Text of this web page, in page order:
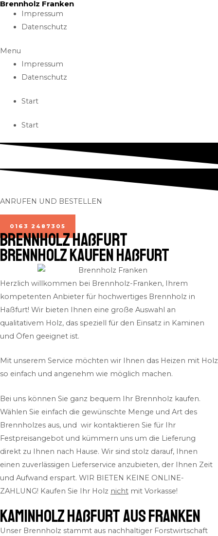
Skip
content
Brennholz Franken
Impressum
Datenschutz
Menu
Impressum
Datenschutz
Start
Start
ANRUFEN UND BESTELLEN
0163 2487305
BRENNHOLZ Haßfurt
Brennholz kaufen Haßfurt
Herzlich willkommen bei Brennholz-Franken, Ihrem
kompetenten Anbieter für hochwertiges Brennholz in
Haßfurt! Wir bieten Ihnen eine große Auswahl an
qualitativem Holz, das speziell für den Einsatz in Kaminen
und Öfen geeignet ist.
Mit unserem Service möchten wir Ihnen das Heizen mit Holz
so einfach und angenehm wie möglich machen.
Bei uns können Sie ganz bequem Ihr Brennholz kaufen.
Wählen Sie einfach die gewünschte Menge und Art des
Brennholzes aus, und wir kontaktieren Sie für Ihr
Festpreisangebot und kümmern uns um die Lieferung
direkt zu Ihnen nach Hause. Wir sind stolz darauf, Ihnen
einen zuverlässigen Lieferservice anzubieten, der Ihnen Zeit
und Aufwand erspart. WIR BIETEN KEINE ONLINE-
ZAHLUNG! Kaufen Sie Ihr Holz nicht mit Vorkasse!
Kaminholz Haßfurt aus Franken
Unser Brennholz stammt aus nachhaltiger Forstwirtschaft